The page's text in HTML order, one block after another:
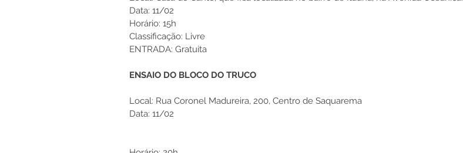
Data: 11/02
Horário: 15h
Classificação: Livre
ENTRADA: Gratuita
ENSAIO DO BLOCO DO TRUCO
Local: Rua Coronel Madureira, 200, Centro de Saquarema
Data: 11/02